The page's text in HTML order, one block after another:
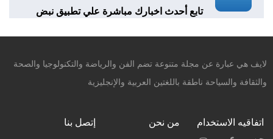
تابع أحدث اخبارك مباشرة علي تطبيق نبض
لايف هي عبارة عن مجلة متنوعة تضم الفن والرياضة والتكنولوجيا والصحة
والثقافة والسياحة ناطقة باللغتين العربية والإنجليزية
اتفاقيه الاستخدام من نحن إتصل بنا